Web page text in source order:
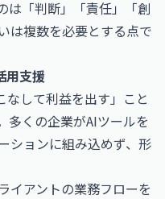
は「判断」「責任」「創
は複数を必要とする点で
用支援
なして利益を出す」こと
多くの企業がAIツールを
ションに組み込めず、形
イアントの業務フローを